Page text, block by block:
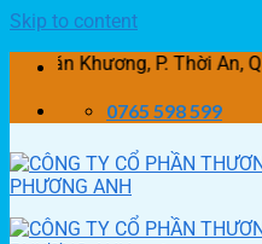
Skip to content
Khương, P. Thời An,
0765 598 599